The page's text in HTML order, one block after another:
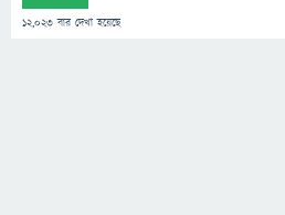
12,023 বার দেখা হয়েছে